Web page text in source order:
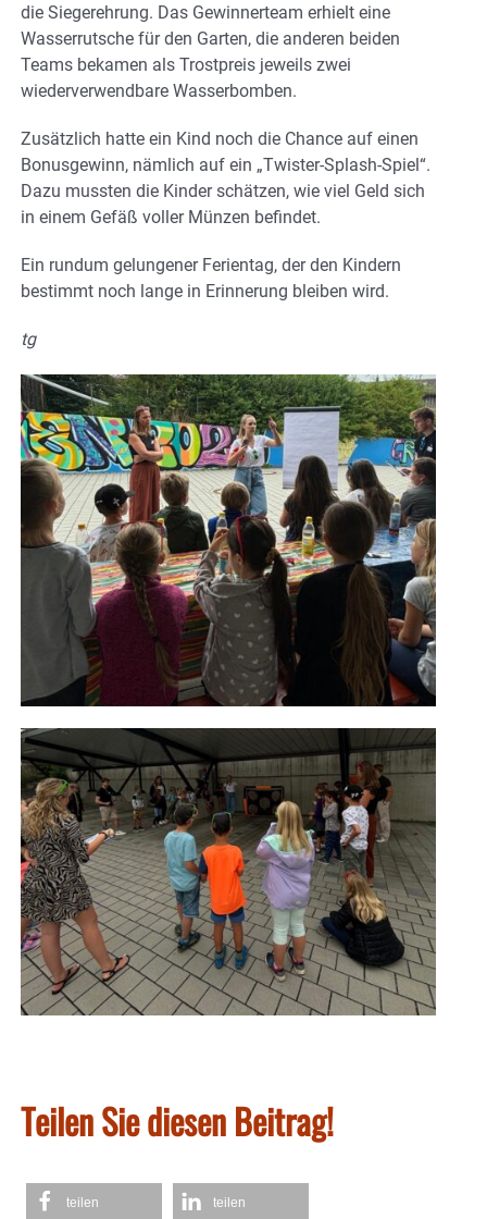
die Siegerehrung. Das Gewinnerteam erhielt eine
Wasserrutsche für den Garten, die anderen beiden
Teams bekamen als Trostpreis jeweils zwei
wiederverwendbare Wasserbomben.
Zusätzlich hatte ein Kind noch die Chance auf einen
Bonusgewinn, nämlich auf ein „Twister-Splash-Spiel“.
Dazu mussten die Kinder schätzen, wie viel Geld sich
in einem Gefäß voller Münzen befindet.
Ein rundum gelungener Ferientag, der den Kindern
bestimmt noch lange in Erinnerung bleiben wird.
tg
Teilen Sie diesen Beitrag!
teilen teilen